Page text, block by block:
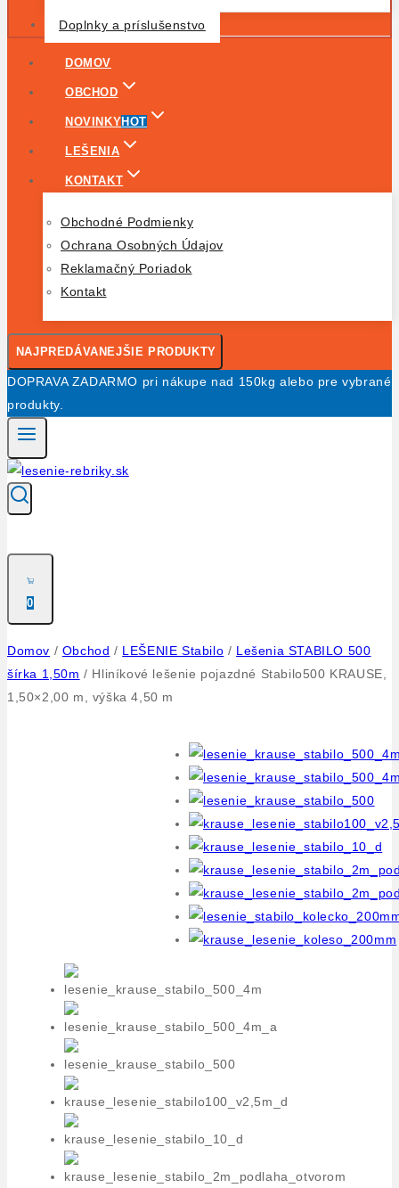
Doplnky a príslušenstvo
DOMOV
OBCHOD
NOVINKYHOT
LEŠENIA
KONTAKT
Obchodné Podmienky
Ochrana Osobných Údajov
Reklamačný Poriadok
Kontakt
NAJPREDÁVANEJŠIE PRODUKTY
DOPRAVA ZADARMO pri nákupe nad 150kg alebo pre vybrané
produkty.
0
Domov / Obchod / LEŠENIE Stabilo / Lešenia STABILO 500
šírka 1,50m / Hliníkové lešenie pojazdné Stabilo500 KRAUSE,
1,50×2,00 m, výška 4,50 m